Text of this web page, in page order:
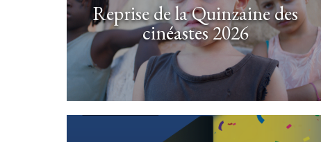
Reprise de la Quinzaine des
cinéastes 2026